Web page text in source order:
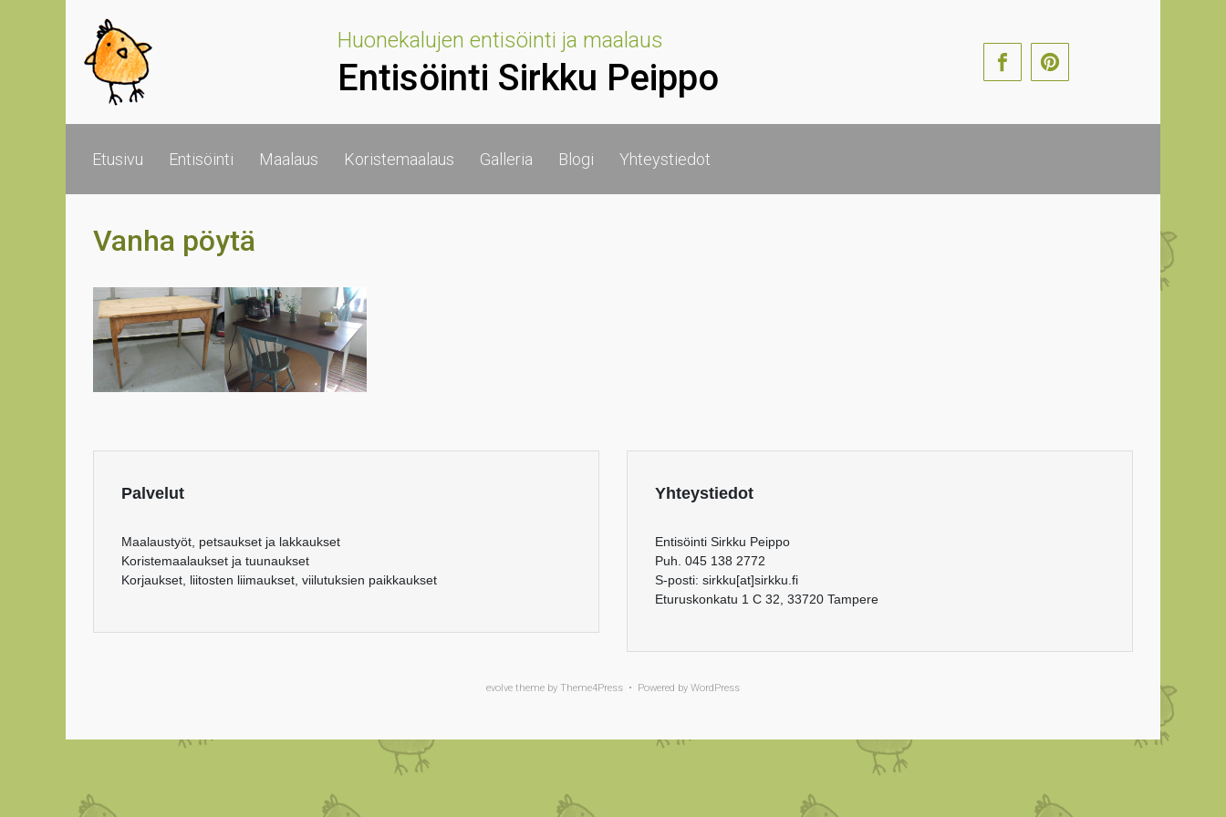
Skip to main content
Huonekalujen entisöinti ja maalaus
Entisöinti Sirkku Peippo
Etusivu Entisöinti Maalaus Koristemaalaus Galleria Blogi Yhteystiedot
Vanha pöytä
Palvelut
Maalaustyöt, petsaukset ja lakkaukset
Koristemaalaukset ja tuunaukset
Korjaukset, liitosten liimaukset, viilutuksien paikkaukset
Yhteystiedot
Entisöinti Sirkku Peippo
Puh. 045 138 2772
S-posti: sirkku[at]sirkku.fi
Eturuskonkatu 1 C 32, 33720 Tampere
evolve theme by Theme4Press • Powered by WordPress